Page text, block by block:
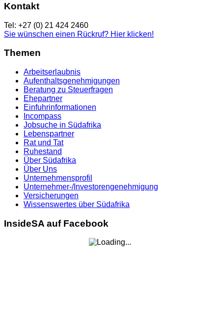
Kontakt
Tel: +27 (0) 21 424 2460
Sie wünschen einen Rückruf? Hier klicken!
Themen
Arbeitserlaubnis
Aufenthaltsgenehmigungen
Beratung zu Steuerfragen
Ehepartner
Einfuhrinformationen
Incompass
Jobsuche in Südafrika
Lebenspartner
Rat und Tat
Ruhestand
Über Südafrika
Über Uns
Unternehmensprofil
Unternehmer-/Investorengenehmigung
Versicherungen
Wissenswertes über Südafrika
InsideSA auf Facebook